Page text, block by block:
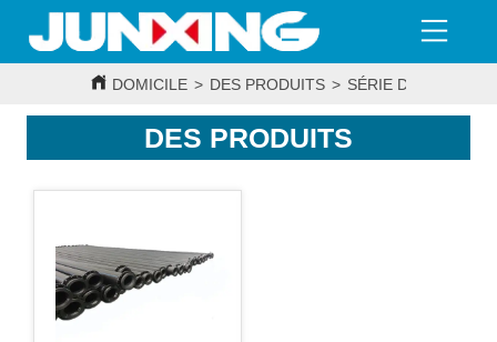
DOMICILE > DES PRODUITS > SÉRIE DE TUYAUX
DES PRODUITS